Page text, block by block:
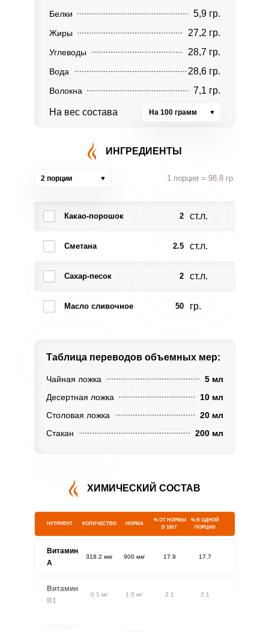
Белки 5,9 гр.
Жиры 27,2 гр.
Углеводы 28,7 гр.
Вода 28,6 гр.
Волокна 7,1 гр.
На вес состава На 100 грамм
ИНГРЕДИЕНТЫ
2 порции 1 порция = 98,8 гр.
Какао-порошок 2 ст.л.
Сметана 2.5 ст.л.
Сахар-песок 2 ст.л.
Масло сливочное 50 гр.
Таблица переводов объемных мер:
Чайная ложка
5 мл
Десертная ложка
10 мл
Столовая ложка
20 мл
Стакан
200 мл
ХИМИЧЕСКИЙ СОСТАВ
НУТРИЕНТ КОЛИЧЕСТВО НОРМА
% ОТ НОРМЫ
В 100 Г
% В ОДНОЙ
ПОРЦИИ
Витамин
A
318.2 мкг 900 мкг 17.9 17.7
Витамин
В1
0.1 мг 1.5 мг 2.1 2.1